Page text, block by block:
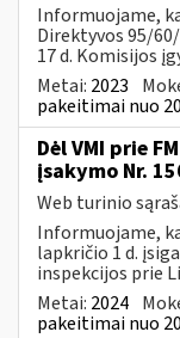
Informuojame,
Direktyvos 95/
17 d. Komisijos
Metai: 2023
pakeitimai nuo
Dėl VMI prie
įsakymo Nr.
Web turinio
Informuojame,
lapkričio 1 d.
inspekcijos prie
Metai: 2024
pakeitimai nuo